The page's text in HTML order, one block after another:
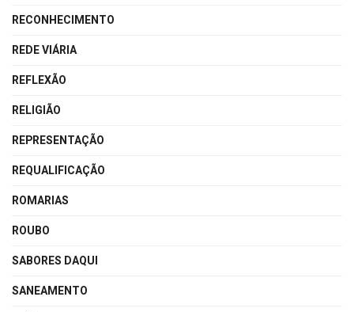
RECONHECIMENTO
REDE VIÁRIA
REFLEXÃO
RELIGIÃO
REPRESENTAÇÃO
REQUALIFICAÇÃO
ROMARIAS
ROUBO
SABORES DAQUI
SANEAMENTO